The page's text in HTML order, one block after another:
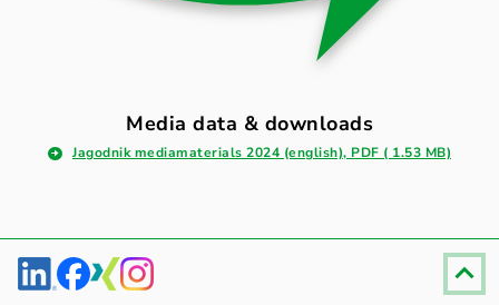
Media data & downloads
Jagodnik mediamaterials 2024 (english), PDF ( 1.53 MB)
Fußzeile